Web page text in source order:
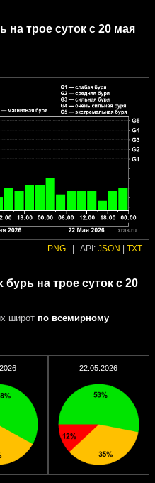
на трое суток с 20 мая
PNG API: JSON TXT
на трое суток с 20
широт по всемирному
22.05.2026